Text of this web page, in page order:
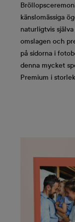
känslomässiga
naturligtvis
omslagen och
på sidorna i
denna mycket
Premium i